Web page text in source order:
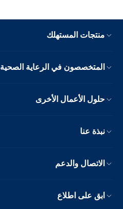
منتجات المستهلك
المتخصصون في الرعاية الصحية
حلول الأعمال الأخرى
نبذة عنا
الاتصال والدعم
ابق على اطلاع